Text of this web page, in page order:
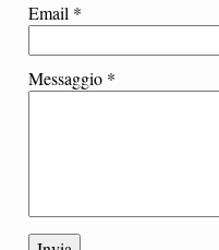
Email *
Messaggio *